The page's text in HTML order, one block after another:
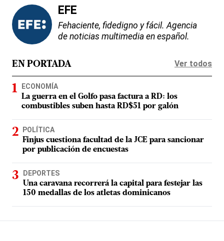
EFE
Fehaciente, fidedigno y fácil. Agencia
de noticias multimedia en español.
EN PORTADA Ver todos
ECONOMÍA
La guerra en el Golfo pasa factura a RD: los
combustibles suben hasta RD$51 por galón
POLÍTICA
Finjus cuestiona facultad de la JCE para sancionar
por publicación de encuestas
DEPORTES
Una caravana recorrerá la capital para festejar las
150 medallas de los atletas dominicanos